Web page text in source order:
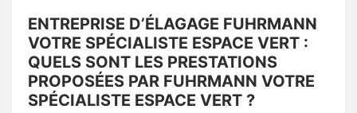
ENTREPRISE D’ÉLAGAGE FUHRMANN
VOTRE SPÉCIALISTE ESPACE VERT :
QUELS SONT LES PRESTATIONS
PROPOSÉES PAR FUHRMANN VOTRE
SPÉCIALISTE ESPACE VERT ?